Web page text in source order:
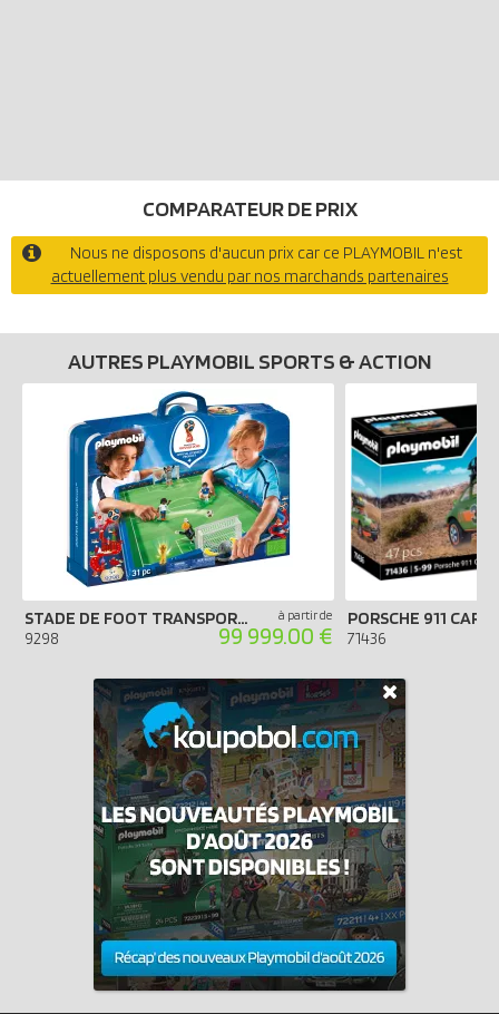
COMPARATEUR DE PRIX
Nous ne disposons d'aucun prix car ce PLAYMOBIL n'est
actuellement plus vendu par nos marchands partenaires
AUTRES PLAYMOBIL SPORTS & ACTION
STADE DE FOOT TRANSPORTABLE FIFA - RUSSIE 2018
9298
à partir de
99 999.00 € 71436